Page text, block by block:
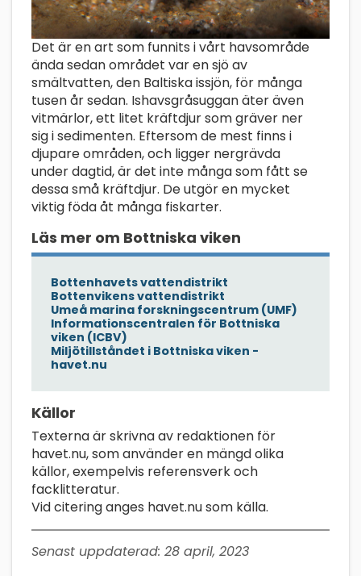
Det är en art som funnits i vårt havsområde
ända sedan området var en sjö av
smältvatten, den Baltiska issjön, för många
tusen år sedan. Ishavsgråsuggan äter även
vitmärlor, ett litet kräftdjur som gräver ner
sig i sedimenten. Eftersom de mest finns i
djupare områden, och ligger nergrävda
under dagtid, är det inte många som fått se
dessa små kräftdjur. De utgör en mycket
viktig föda åt många fiskarter.
Läs mer om Bottniska viken
Bottenhavets vattendistrikt
Bottenvikens vattendistrikt
Umeå marina forskningscentrum (UMF)
Informationscentralen för Bottniska
viken (ICBV)
Miljötillståndet i Bottniska viken -
havet.nu
Källor
Texterna är skrivna av redaktionen för
havet.nu, som använder en mängd olika
källor, exempelvis referensverk och
facklitteratur.
Vid citering anges havet.nu som källa.
Senast uppdaterad: 28 april, 2023